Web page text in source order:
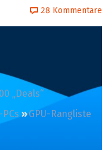
„Deals“
GPU-Rangliste
28 Kommentare